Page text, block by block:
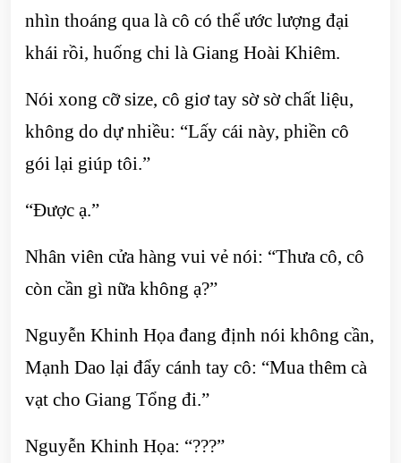
nhìn thoáng qua là cô có thể ước lượng đại
khái rồi, huống chi là Giang Hoài Khiêm.
Nói xong cỡ size, cô giơ tay sờ sờ chất liệu,
không do dự nhiều: “Lấy cái này, phiền cô
gói lại giúp tôi.”
“Được ạ.”
Nhân viên cửa hàng vui vẻ nói: “Thưa cô, cô
còn cần gì nữa không ạ?”
Nguyễn Khinh Họa đang định nói không cần,
Mạnh Dao lại đẩy cánh tay cô: “Mua thêm cà
vạt cho Giang Tổng đi.”
Nguyễn Khinh Họa: “???”